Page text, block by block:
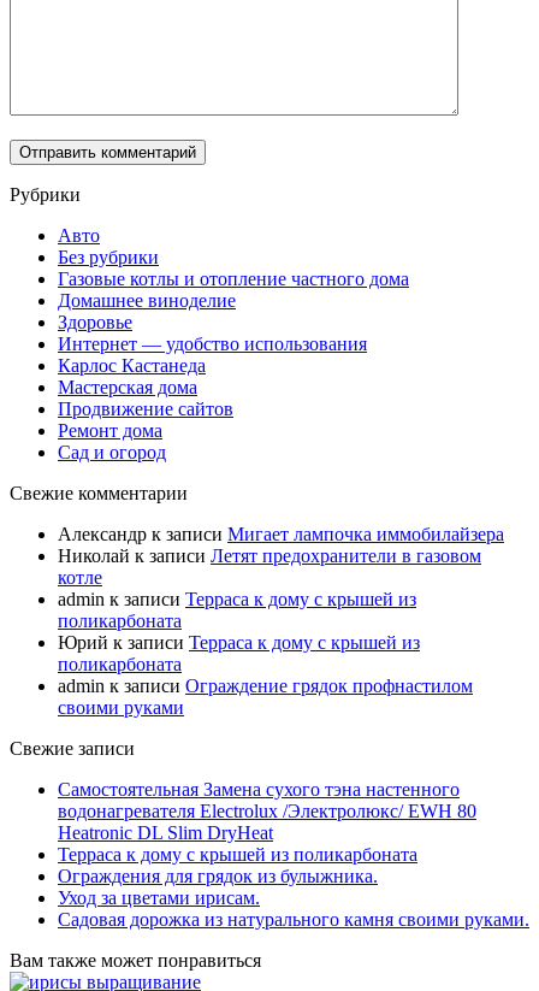
Рубрики
Авто
Без рубрики
Газовые котлы и отопление частного дома
Домашнее виноделие
Здоровье
Интернет — удобство использования
Карлос Кастанеда
Мастерская дома
Продвижение сайтов
Ремонт дома
Сад и огород
Свежие комментарии
Александр к записи Мигает лампочка иммобилайзера
Николай к записи Летят предохранители в газовом
котле
admin к записи Терраса к дому с крышей из
поликарбоната
Юрий к записи Терраса к дому с крышей из
поликарбоната
admin к записи Ограждение грядок профнастилом
своими руками
Свежие записи
Самостоятельная Замена сухого тэна настенного
водонагревателя Electrolux /Электролюкс/ EWH 80
Heatronic DL Slim DryHeat
Терраса к дому с крышей из поликарбоната
Ограждения для грядок из булыжника.
Уход за цветами ирисам.
Садовая дорожка из натурального камня своими руками.
Вам также может понравиться